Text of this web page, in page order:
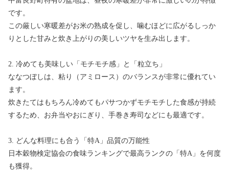
です。
この厳しい寒暖差がお米の熟成を促し、噛むほどに広がるしっか
りとした甘みと炊き上がりの美しいツヤを生み出します。
2. 冷めても美味しい「モチモチ感」と「粒立ち」
ななつぼしは、粘り（アミロース）のバランスが非常に優れてい
ます。
炊きたてはもちろん冷めてもパサつかずモチモチした食感が持続
するため、お弁当やおにぎり、手巻き寿司などにも最適です。
3. どんな料理にも合う「特A」品質の万能性
日本穀物検定協会の食味ランキングで最高ランクの「特A」を何度
も獲得。